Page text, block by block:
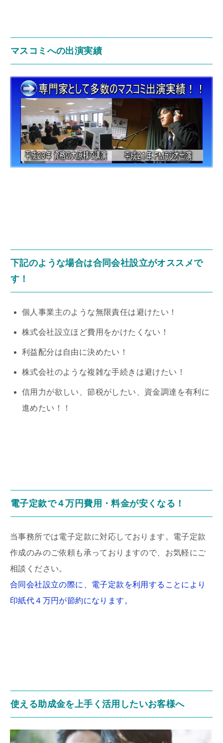
マスコミへの出演実績
下記のような場合は合同会社設立がオススメで
す！
個人事業主のような無限責任は避けたい！
株式会社設立ほど費用をかけたくない！
利益配分は自由に決めたい！
株式会社のような複雑な手続きは避けたい！
信用力が欲しい、節税がしたい、資金調達を有利に
進めたい！！
電子定款で４万円費用・料金が安くなる！
当事務所では電子定款に対応しております。電子定款
作成のみのご依頼も承っておりますので、お気軽にご
相談ください。
合同会社設立の際に、電子定款を利用することにより
印紙代４万円が節約になります。
使える助成金を上手く活用したいお客様へ